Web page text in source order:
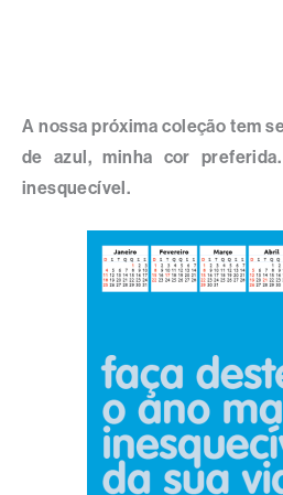
A nossa próxima coleção tem
de azul, minha cor
inesquecível.